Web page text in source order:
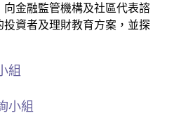
金融監管機構及社區代表諮
資者及理財教育方案，並探
組
小組